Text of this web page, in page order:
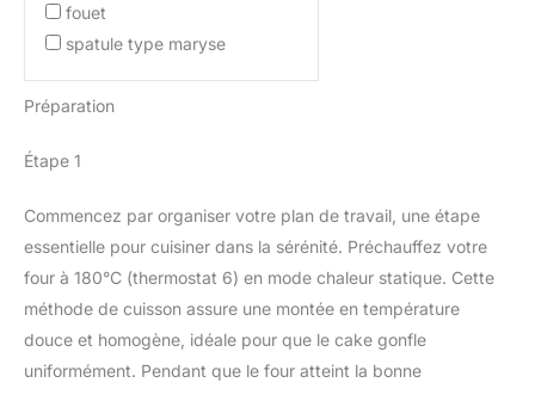
fouet
spatule type maryse
Préparation
Étape 1
Commencez par organiser votre plan de travail, une étape
essentielle pour cuisiner dans la sérénité. Préchauffez votre
four à 180°C (thermostat 6) en mode chaleur statique. Cette
méthode de cuisson assure une montée en température
douce et homogène, idéale pour que le cake gonfle
uniformément. Pendant que le four atteint la bonne